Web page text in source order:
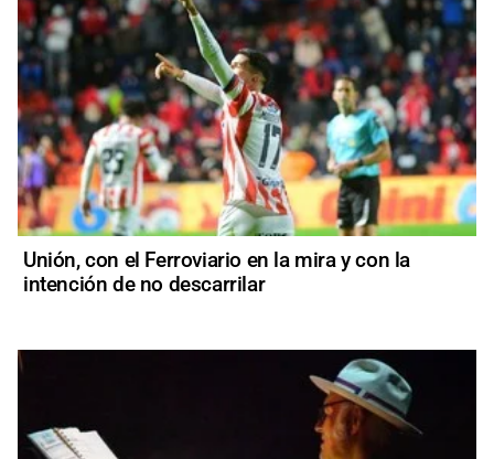
Unión, con el Ferroviario en la mira y con la
intención de no descarrilar